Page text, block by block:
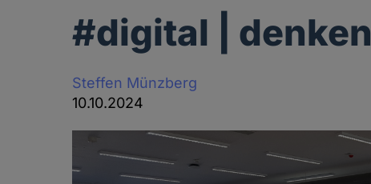
#digital | denken
Steffen Münzberg
10.10.2024